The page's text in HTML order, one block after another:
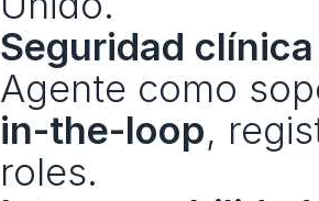
Seguridad
Agente como
in-the-loop,
roles.